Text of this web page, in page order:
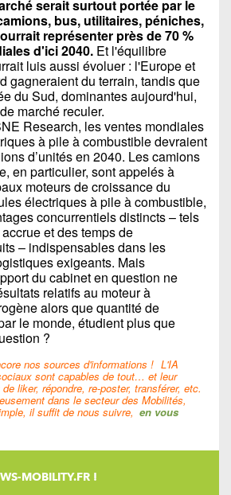
serait surtout portée par le
bus, utilitaires, péniches,
représenter près de 70 %
d'ici 2040. Et l'équilibre
luis aussi évoluer : l'Europe et
gagneraient du terrain, tandis que
du Sud, dominantes aujourd'hui,
marché reculer.
Research, les ventes mondiales
à pile à combustible devraient
d’unités en 2040. Les camions
en particulier, sont appelés à
moteurs de croissance du
électriques à pile à combustible,
concurrentiels distincts – tels
et des temps de
– indispensables dans les
exigeants. Mais
du cabinet en question ne
relatifs au moteur à
alors que quantité de
le monde, étudient plus que
?
nos sources d'informations ! L'IA
sont capables de tout… et leur
liker, répondre, re-poster, transférer, etc.
dans le secteur des Mobilités,
il suffit de nous suivre, en vous
MOBILITY.FR !